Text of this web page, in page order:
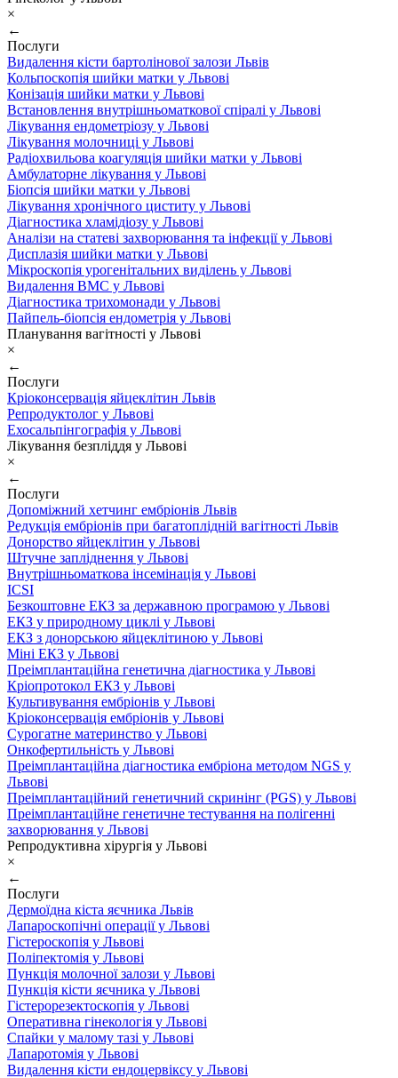
×
←
Послуги
Видалення кісти бартолінової залози Львів
Кольпоскопія шийки матки у Львові
Конізація шийки матки у Львові
Встановлення внутрішньоматкової спіралі у Львові
Лікування ендометріозу у Львові
Лікування молочниці у Львові
Радіохвильова коагуляція шийки матки у Львові
Амбулаторне лікування у Львові
Біопсія шийки матки у Львові
Лікування хронічного циститу у Львові
Діагностика хламідіозу у Львові
Аналізи на статеві захворювання та інфекції у Львові
Дисплазія шийки матки у Львові
Мікроскопія урогенітальних виділень у Львові
Видалення ВМС у Львові
Діагностика трихомонади у Львові
Пайпель-біопсія ендометрія у Львові
Планування вагітності у Львові
×
←
Послуги
Кріоконсервація яйцеклітин Львів
Репродуктолог у Львові
Ехосальпінгографія у Львові
Лікування безпліддя у Львові
×
←
Послуги
Допоміжний хетчинг ембріонів Львів
Редукція ембріонів при багатоплідній вагітності Львів
Донорство яйцеклітин у Львові
Штучне запліднення у Львові
Внутрішньоматкова інсемінація у Львові
ICSI
Безкоштовне ЕКЗ за державною програмою у Львові
ЕКЗ у природному циклі у Львові
ЕКЗ з донорською яйцеклітиною у Львові
Міні ЕКЗ у Львові
Преімплантаційна генетична діагностика у Львові
Кріопротокол ЕКЗ у Львові
Культивування ембріонів у Львові
Кріоконсервація ембріонів у Львові
Сурогатне материнство у Львові
Онкофертильність у Львові
Преімплантаційна діагностика ембріона методом NGS у
Львові
Преімплантаційний генетичний скринінг (PGS) у Львові
Преімплантаційне генетичне тестування на полігенні
захворювання у Львові
Репродуктивна хірургія у Львові
×
←
Послуги
Дермоїдна кіста яєчника Львів
Лапароскопічні операції у Львові
Гістероскопія у Львові
Поліпектомія у Львові
Пункція молочної залози у Львові
Пункція кісти яєчника у Львові
Гістерорезектоскопія у Львові
Оперативна гінекологія у Львові
Спайки у малому тазі у Львові
Лапаротомія у Львові
Видалення кісти ендоцервіксу у Львові